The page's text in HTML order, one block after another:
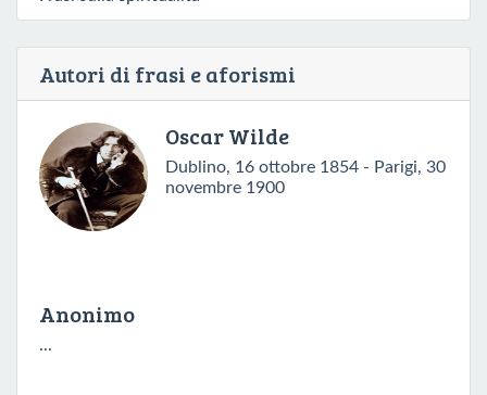
Autori di frasi e aforismi
Oscar Wilde
Dublino, 16 ottobre 1854 - Parigi, 30
novembre 1900
Anonimo
...